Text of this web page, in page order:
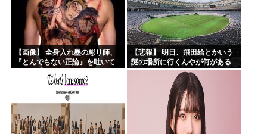
【画像】 全身入れ墨の彫り師、
『とんでもない正論』を吐いて
【悲報】 明日、飛田給とかいう
謎の場所に行くんやが何がある
んや????・・・・・・・・・